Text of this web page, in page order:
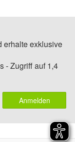
erhalte exklusive
- Zugriff auf 1,4
Anmelden